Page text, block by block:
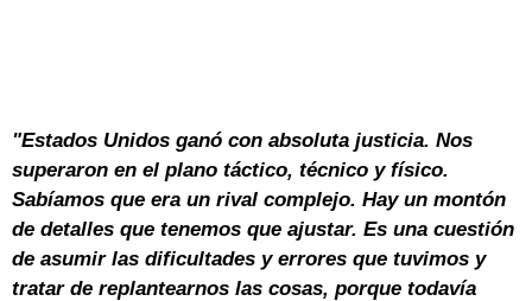
"Estados Unidos ganó con absoluta justicia. Nos
superaron en el plano táctico, técnico y físico.
Sabíamos que era un rival complejo. Hay un montón
de detalles que tenemos que ajustar. Es una cuestión
de asumir las dificultades y errores que tuvimos y
tratar de replantearnos las cosas, porque todavía